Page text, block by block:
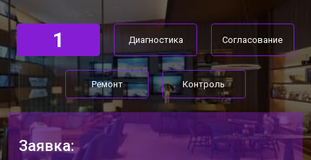
1 Диагностика Согласование
Ремонт Контроль
Заявка: